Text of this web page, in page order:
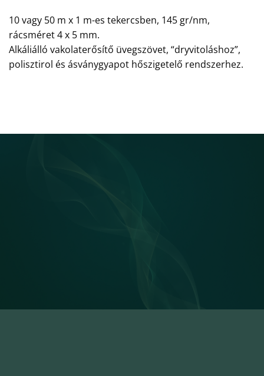
10 vagy 50 m x 1 m-es tekercsben, 145 gr/nm,
rácsméret 4 x 5 mm.
Alkáliálló vakolaterősítő üvegszövet, “dryvitoláshoz”,
polisztirol és ásványgyapot hőszigetelő rendszerhez.